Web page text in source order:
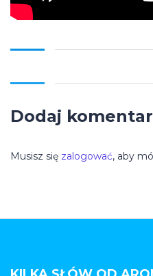
Dodaj
Musisz się zalogować, aby